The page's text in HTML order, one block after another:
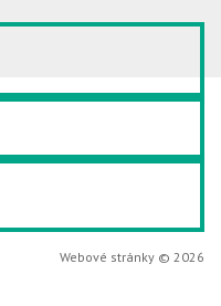
Webové stránky © 2026